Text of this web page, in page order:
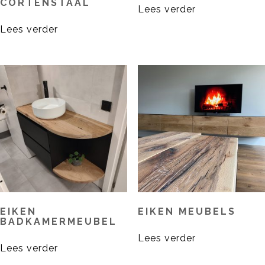
CORTENSTAAL
Lees verder
Lees verder
EIKEN
BADKAMERMEUBEL
Lees verder
EIKEN MEUBELS
Lees verder